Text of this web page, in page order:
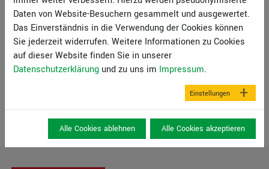
Wählen Sie einfach zwischen Präsenz- und Online-
Teilnahme aus und erfahren Sie mehr:
Setzungsberechnung und
Plattenbemessung
Präsen
Daten von Website-Besuchern gesammelt und ausgewertet.
Das Einverständnis in die Verwendung der Cookies können
Sie jederzeit widerrufen. Weitere Informationen zu Cookies
auf dieser Website finden Sie in unserer
Datenschutzerklärung und zu uns im Impressum.
Einstellungen
Alle Cookies ablehnen Alle Cookies akzeptieren